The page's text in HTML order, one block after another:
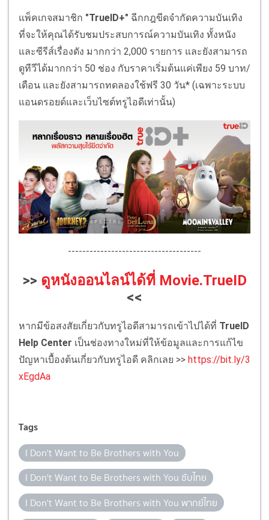
แพ็คเกจสมาชิก "TrueID+" ฉีกกฎขีดจำกัดความบันเทิง
ที่จะให้คุณได้รับชมประสบการณ์ความบันเทิง ทั้งหนัง
และซีรีส์เรื่องดัง มากกว่า 2,000 รายการ และยังสามารถ
ดูทีวีได้มากกว่า 50 ช่อง กับราคาเริ่มต้นแค่เพียง 59 บาท/
เดือน และยังสามารถทดลองใช้ฟรี 30 วัน* (เฉพาะระบบ
แอนดรอยด์และเว็บไซต์ทรูไอดีเท่านั้น)
-------------------------------------
>> ดูหนังออนไลน์ได้ที่ Movie.TrueID
<<
หากมีข้อสงสัยเกี่ยวกับทรูไอดีสามารถเข้าไปได้ที่ TrueID
Help Center เป็นช่องทางใหม่ที่ให้ข้อมูลและการแก้ไข
ปัญหาเบื้องต้นเกี่ยวกับทรูไอดี คลิกเลย >> https://bit.ly/3
xEgdAa
Tags
I Don't Want to Be Brothers with You
I Don't Want to Be Brothers with You ซับไทย
I Don't Want to Be Brothers with You พากย์ไทย